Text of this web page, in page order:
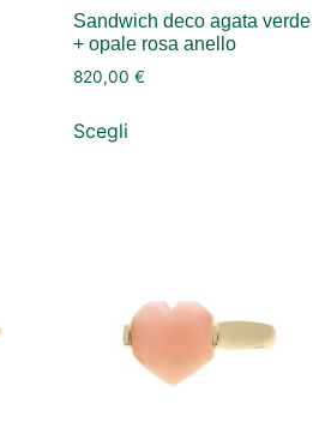
Sandwich deco agata verde
+ opale rosa anello
820,00 €
Scegli